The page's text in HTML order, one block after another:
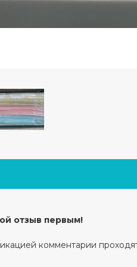
отзыв первым!
комментарии